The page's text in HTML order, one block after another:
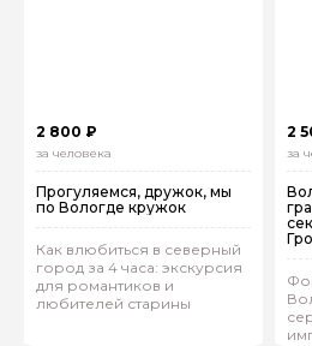
2 800 ₽
за человека
Прогуляемся, дружок, мы
по Вологде кружок
Как влюбиться в северный
город за 4 часа: экскурсия
для романтиков и
любителей старины
2
за